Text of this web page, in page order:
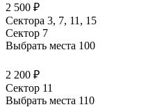
2 500 ₽
Сектора 3, 7, 11, 15
Сектор 7
Выбрать места 100
2 200 ₽
Сектор 11
Выбрать места 110